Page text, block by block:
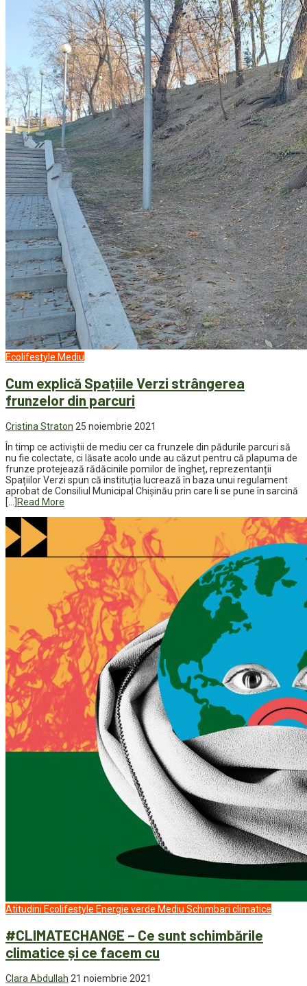
Ecolifestyle Mediu
Cum explică Spațiile Verzi strângerea
frunzelor din parcuri
Cristina Straton 25 noiembrie 2021
În timp ce activiștii de mediu cer ca frunzele din pădurile parcuri să
nu fie colectate, ci lăsate acolo unde au căzut pentru că plapuma de
frunze protejează rădăcinile pomilor de îngheț, reprezentanții
Spațiilor Verzi spun că instituția lucrează în baza unui regulament
aprobat de Consiliul Municipal Chișinău prin care li se pune în sarcină
[…]
Read More
Atitudini Ecolifestyle Energie verde Mediu Schimbari climatice
#CLIMATECHANGE – Ce sunt schimbările
climatice și ce facem cu
Clara Abdullah 21 noiembrie 2021